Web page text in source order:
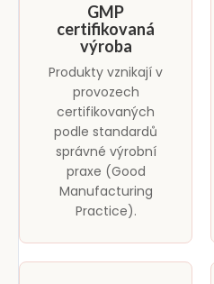
GMP
certifikovaná
výroba
Produkty vznikají v
provozech
certifikovaných
podle standardů
správné výrobní
praxe (Good
Manufacturing
Practice).